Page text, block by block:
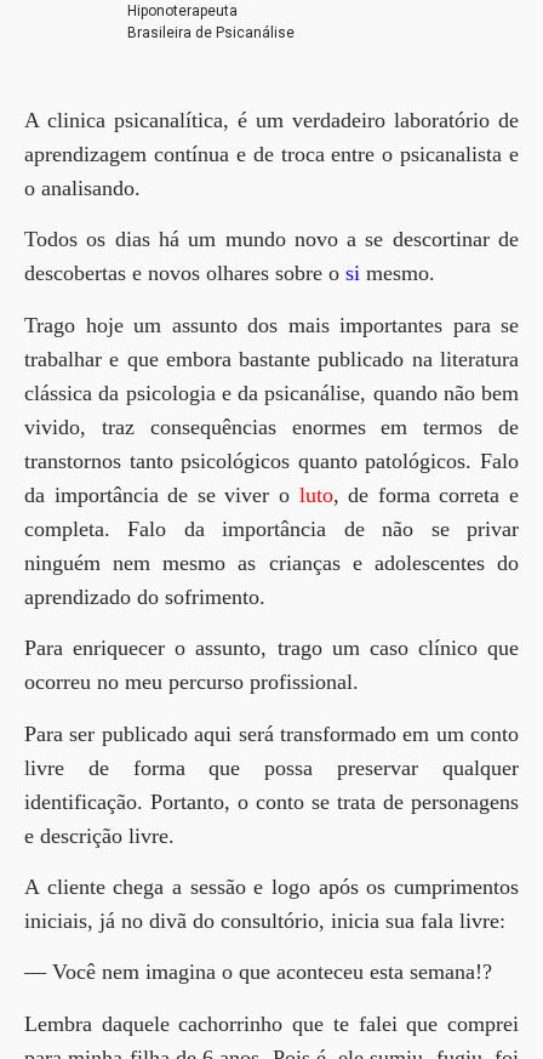
Hiponoterapeuta
Brasileira de Psicanálise
A clinica psicanalítica, é um verdadeiro laboratório de
aprendizagem contínua e de troca entre o psicanalista e
o analisando.
Todos os dias há um mundo novo a se descortinar de
descobertas e novos olhares sobre o si mesmo.
Trago hoje um assunto dos mais importantes para se
trabalhar e que embora bastante publicado na literatura
clássica da psicologia e da psicanálise, quando não bem
vivido, traz consequências enormes em termos de
transtornos tanto psicológicos quanto patológicos. Falo
da importância de se viver o luto, de forma correta e
completa. Falo da importância de não se privar
ninguém nem mesmo as crianças e adolescentes do
aprendizado do sofrimento.
Para enriquecer o assunto, trago um caso clínico que
ocorreu no meu percurso profissional.
Para ser publicado aqui será transformado em um conto
livre de forma que possa preservar qualquer
identificação. Portanto, o conto se trata de personagens
e descrição livre.
A cliente chega a sessão e logo após os cumprimentos
iniciais, já no divã do consultório, inicia sua fala livre:
— Você nem imagina o que aconteceu esta semana!?
Lembra daquele cachorrinho que te falei que comprei